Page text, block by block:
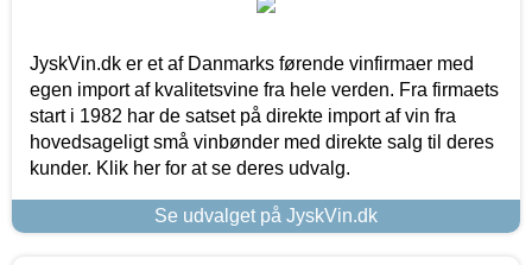
JyskVin.dk er et af Danmarks førende vinfirmaer med
egen import af kvalitetsvine fra hele verden. Fra firmaets
start i 1982 har de satset på direkte import af vin fra
hovedsageligt små vinbønder med direkte salg til deres
kunder. Klik her for at se deres udvalg.
Se udvalget på JyskVin.dk